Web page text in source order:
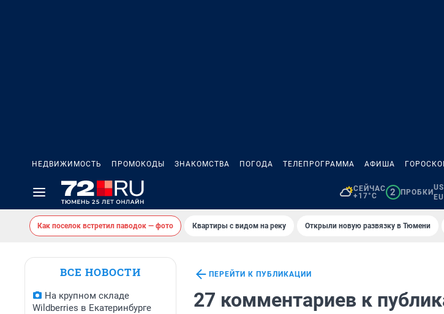
НЕДВИЖИМОСТЬ ПРОМОКОДЫ ЗНАКОМСТВА ПОГОДА ТЕЛЕПРОГРАММА АФИША
СЕЙЧАС
+17°C
2 ПРОБКИ
Как поселок встретил паводок — фото Квартиры с видом на реку Открыли новую развязку в Тюмени
ВСЕ НОВОСТИ
На крупном складе
Wildberries в Екатеринбурге
ПЕРЕЙТИ К ПУБЛИКАЦИИ
27 комментариев к